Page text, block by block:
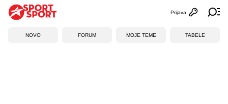
Otvori
Prijava
NOVO FORUM MOJE TEME TABELE